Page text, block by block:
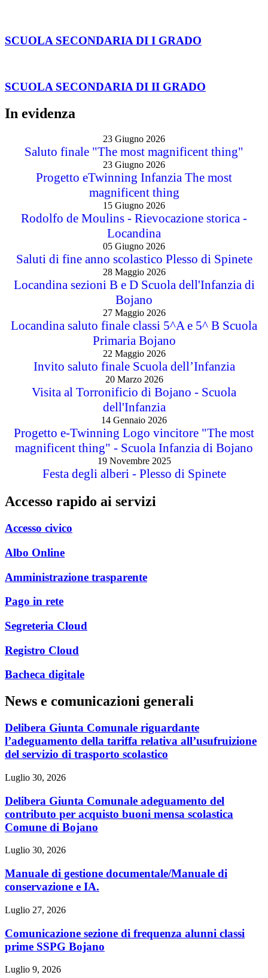
SCUOLA SECONDARIA DI I GRADO
SCUOLA SECONDARIA DI II GRADO
In evidenza
23 Giugno 2026
Saluto finale "The most magnificent thing"
23 Giugno 2026
Progetto eTwinning Infanzia The most
magnificent thing
15 Giugno 2026
Rodolfo de Moulins - Rievocazione storica -
Locandina
05 Giugno 2026
Saluti di fine anno scolastico Plesso di Spinete
28 Maggio 2026
Locandina sezioni B e D Scuola dell'Infanzia di
Bojano
27 Maggio 2026
Locandina saluto finale classi 5^A e 5^ B Scuola
Primaria Bojano
22 Maggio 2026
Invito saluto finale Scuola dell’Infanzia
20 Marzo 2026
Visita al Torronificio di Bojano - Scuola
dell'Infanzia
14 Gennaio 2026
Progetto e-Twinning Logo vincitore "The most
magnificent thing" - Scuola Infanzia di Bojano
19 Novembre 2025
Festa degli alberi - Plesso di Spinete
Accesso rapido ai servizi
Accesso civico
Albo Online
Amministrazione trasparente
Pago in rete
Segreteria Cloud
Registro Cloud
Bacheca digitale
News e comunicazioni generali
Delibera Giunta Comunale riguardante
l’adeguamento della tariffa relativa all’usufruizione
del servizio di trasporto scolastico
Luglio 30, 2026
Delibera Giunta Comunale adeguamento del
contributo per acquisto buoni mensa scolastica
Comune di Bojano
Luglio 30, 2026
Manuale di gestione documentale/Manuale di
conservazione e IA.
Luglio 27, 2026
Comunicazione sezione di frequenza alunni classi
prime SSPG Bojano
Luglio 9, 2026